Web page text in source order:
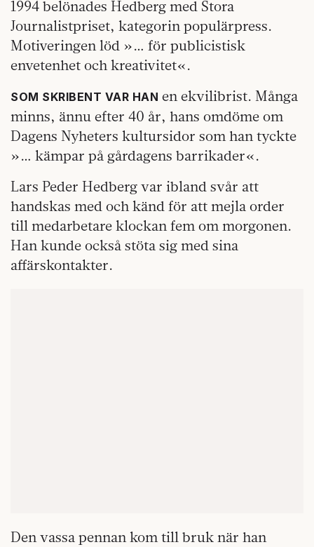
1994 belönades Hedberg med Stora
Journalistpriset, kategorin populärpress.
Motiveringen löd »… för publicistisk
envetenhet och kreativitet«.
SOM SKRIBENT VAR HAN en ekvilibrist. Många
minns, ännu efter 40 år, hans omdöme om
Dagens Nyheters kultursidor som han tyckte
»… kämpar på gårdagens barrikader«.
Lars Peder Hedberg var ibland svår att
handskas med och känd för att mejla order
till medarbetare klockan fem om morgonen.
Han kunde också stöta sig med sina
affärskontakter.
Den vassa pennan kom till bruk när han